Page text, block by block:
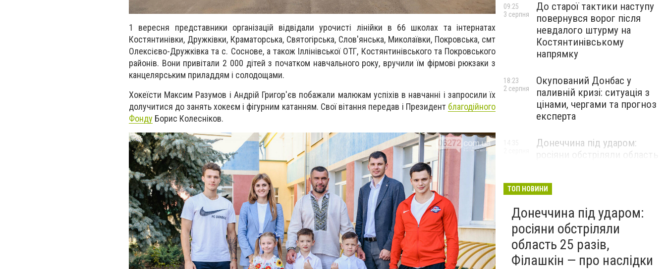
1 вересня представники організацій відвідали урочисті лінійки в 66 школах та інтернатах
Костянтинівки, Дружківки, Краматорська, Святогірська, Слов'янська, Миколаївки, Покровська, смт
Олексієво-Дружківка та с. Соснове, а також Іллінівської ОТГ, Костянтинівського та Покровського
районів. Вони привітали 2 000 дітей з початком навчального року, вручили їм фірмові рюкзаки з
канцелярським приладдям і солодощами.
Хокеїсти Максим Разумов і Андрій Григор'єв побажали малюкам успіхів в навчанні і запросили їх
долучитися до занять хокеєм і фігурним катанням. Свої вітання передав і Президент благодійного
Фонду Борис Колесніков.
До старої тактики наступу
повернувся ворог після
невдалого штурму на
Костянтинівському
напрямку
09:25
3 серпня
Окупований Донбас у
паливній кризі: ситуація з
цінами, чергами та прогноз
експерта
18:23
2 серпня
Донеччина під ударом:
росіяни обстріляли область
ТОП НОВИНИ
Донеччина під ударом:
росіяни обстріляли
область 25 разів,
Філашкін — про наслідки